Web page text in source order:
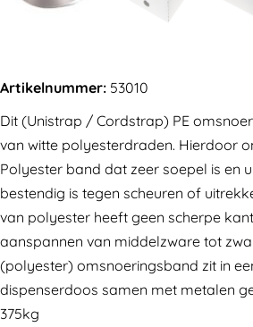
Artikelnummer: 53010
Dit (Unistrap / Cordstrap) PE
van witte polyesterdraden. Hierdoor
Polyester band dat zeer soepel is en
bestendig is tegen scheuren of
van polyester heeft geen scherpe
aanspannen van middelzware tot
(polyester) omsnoeringsband zit in
dispenserdoos samen met metalen
375kg